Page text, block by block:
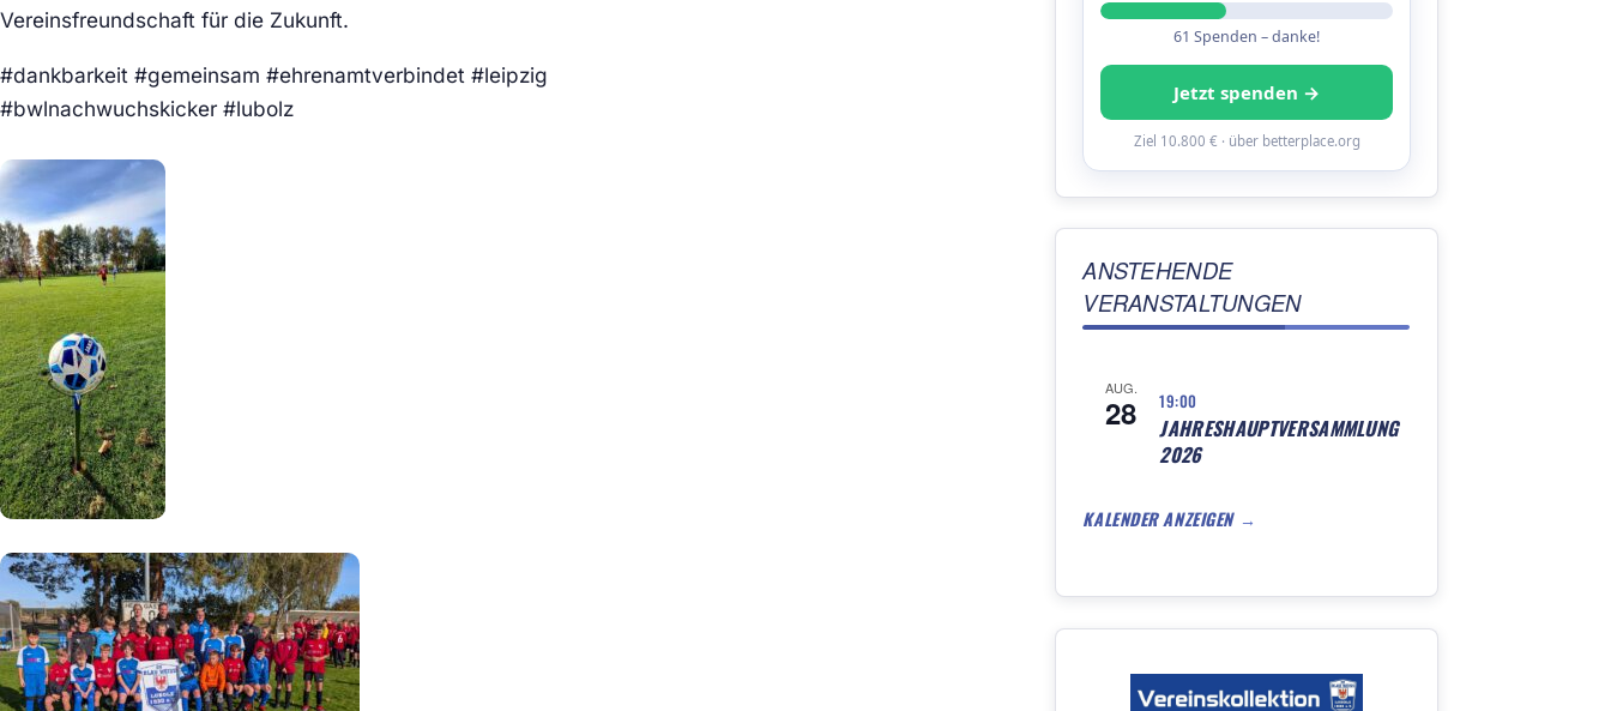
Vereinsfreundschaft für die Zukunft.
#dankbarkeit #gemeinsam #ehrenamtverbindet #leipzig
#bwlnachwuchskicker #lubolz
61 Spenden – danke!
Jetzt spenden →
Ziel 10.800 € · über betterplace.org
ANSTEHENDE
VERANSTALTUNGEN
AUG.
28 19:00
JAHRESHAUPTVERSAMMLUNG
2026
KALENDER ANZEIGEN